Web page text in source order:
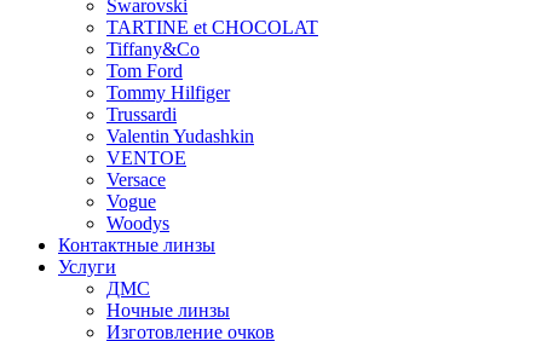
Swarovski
TARTINE et CHOCOLAT
Tiffany&Co
Tom Ford
Tommy Hilfiger
Trussardi
Valentin Yudashkin
VENTOE
Versace
Vogue
Woodys
Контактные линзы
Услуги
ДМС
Ночные линзы
Изготовление очков